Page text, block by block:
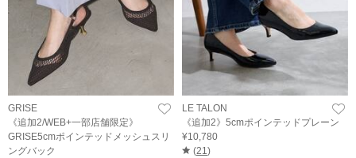
GRISE
《追加2/WEB+一部店舗限定》
GRISE5cmポインテッドメッシュスリ
ングバック
LE TALON
《追加2》5cmポインテッドプレーン
¥10,780
(21 )